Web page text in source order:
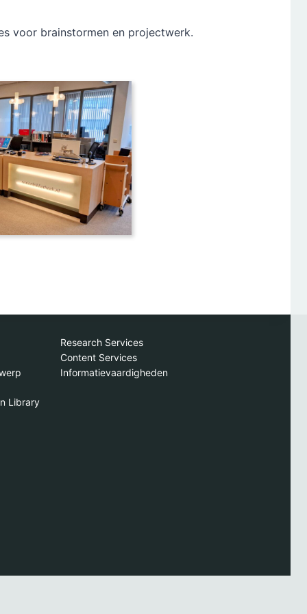
voor brainstormen en projectwerk.
Library
Research Services
Content Services
Informatievaardigheden